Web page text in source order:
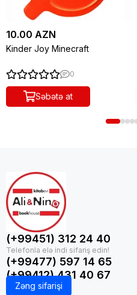
10.00 AZN
Kinder Joy Minecraft
0
Səbətə at
(+99451) 312 24 40
(+99477) 597 14 65
(+99412) 431 40 67
Zəng sifarişi